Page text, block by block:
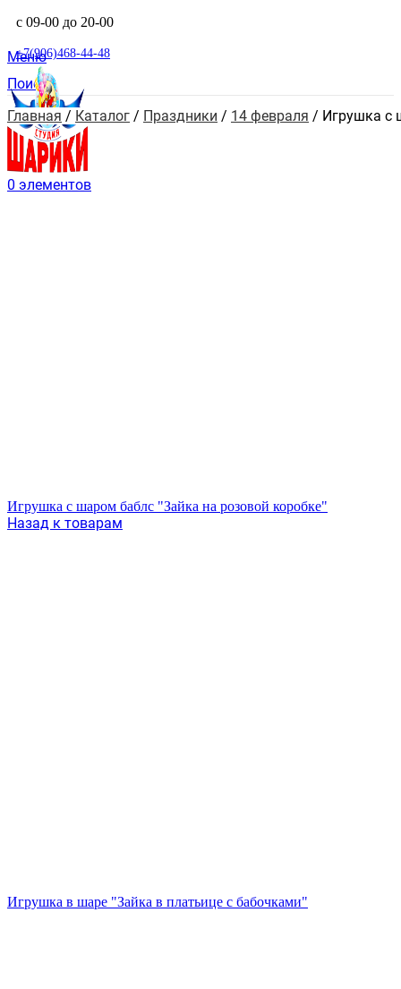
с 09-00 до 20-00
+7(906)468-44-48
Поиск
Меню
0 элементов
Главная / Каталог / Праздники / 14 февраля / Игрушка с
Игрушка с шаром баблс "Зайка на розовой коробке"
Назад к товарам
Игрушка в шаре "Зайка в платьице с бабочками"